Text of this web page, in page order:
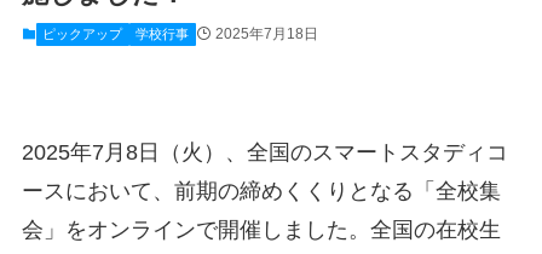
ピックアップ 学校行事 2025年7月18日
2025年7月8日（火）、全国のスマートスタディコ
ースにおいて、前期の締めくくりとなる「全校集
会」をオンラインで開催しました。全国の在校生